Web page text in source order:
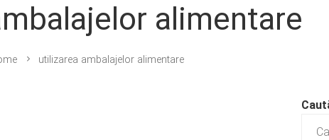
alimentare
utilizarea ambalajelor alimentare